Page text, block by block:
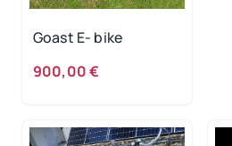
Goast E- bike
900,00 €